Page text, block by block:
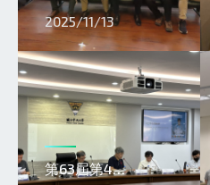
2025/11/13
第63屆第4…